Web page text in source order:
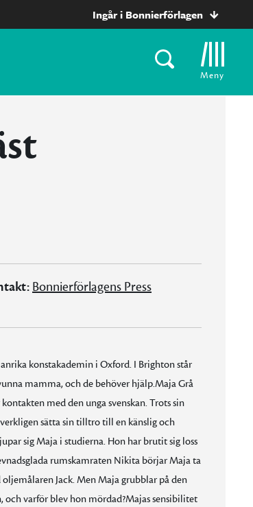
Ingår i Bonnierförlagen
Meny
Bonnierförlagens Press
konstakademin i Oxford. I Brighton står
mamma, och de behöver hjälp.Maja Grå
med den unga svenskan. Trots sin
sätta sin tilltro till en känslig och
sig Maja i studierna. Hon har brutit sig loss
rumskamraten Nikita börjar Maja ta
Jack. Men Maja grubblar på den
varför blev hon mördad?Majas sensibilitet